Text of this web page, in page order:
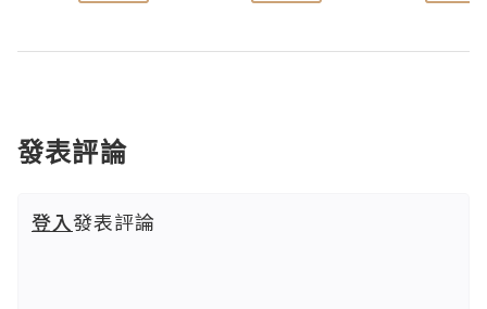
發表評論
登入發表評論